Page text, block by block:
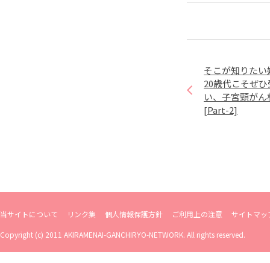
そこが知りた
20歳代こそぜ
い、子宮頸が
[Part-2]
当サイトについて リンク集 個人情報保護方針 ご利用上の注意
サイトマッ
Copyright (c) 2011 AKIRAMENAI-GANCHIRYO-NETWORK. All rights reserved.